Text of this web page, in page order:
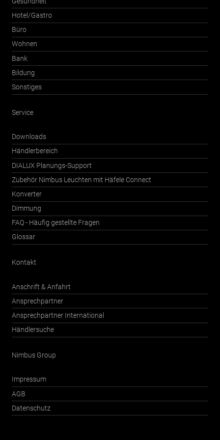
Hotel/Gastro
Büro
Wohnen
Bank
Bildung
Sonstiges
Service
Downloads
Händlerbereich
DIALUX Planungs-Support
Zubehör Nimbus Leuchten mit Häfele Connect
Konverter
Dimmung
FAQ - Häufig gestellte Fragen
Glossar
Kontakt
Anschrift & Anfahrt
Ansprechpartner
Ansprechpartner International
Händlersuche
Nimbus Group
Impressum
AGB
Datenschutz